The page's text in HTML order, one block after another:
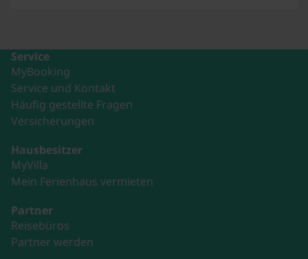
Service
MyBooking
Service und Kontakt
Häufig gestellte Fragen
Versicherungen
Hausbesitzer
MyVilla
Mein Ferienhaus vermieten
Partner
Reisebüros
Partner werden